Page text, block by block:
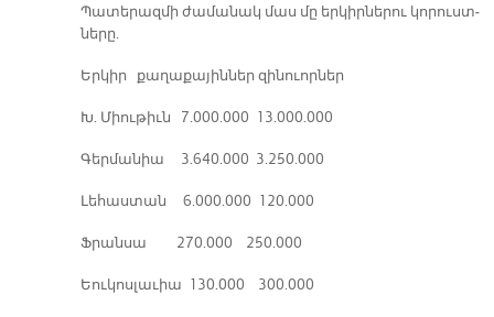
Պա­տե­րազ­մի ժա­մա­նակ մաս մը եր­կիր­նե­րու կո­րուստ­
նե­րը.
Եր­կիր քա­ղա­քա­յին­ներ զի­նուոր­ներ
Խ. Միու­թիւն 7.000.000 13.000.000
Գեր­մա­նիա 3.640.000 3.250.000
Լե­հաս­տան 6.000.000 120.000
Ֆրան­սա 270.000 250.000
Եու­կոս­լա­ւիա 130.000 300.000